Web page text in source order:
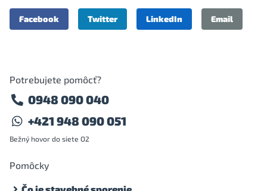
Facebook Twitter LinkedIn Email
Potrebujete pomôcť?
0948 090 040
+421 948 090 051
Bežný hovor do siete O2
Pomôcky